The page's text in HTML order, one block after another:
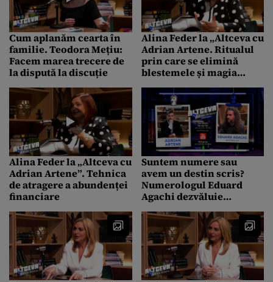
Cum aplanăm cearta în
familie. Teodora Mețiu:
Facem marea trecere de
la dispută la discuție
Alina Feder la „Altceva cu
Adrian Artene. Ritualul
prin care se elimină
blestemele și magia
Alina Feder la „Altceva cu
Adrian Artene”. Tehnica
de atragere a abundenței
financiare
Suntem numere sau
avem un destin scris?
Numerologul Eduard
Agachi dezvăluie
destinului la „Altceva cu
Adrian Artene”